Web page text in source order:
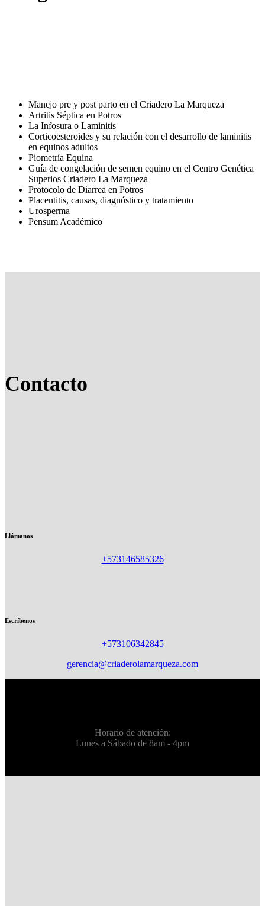
Manejo pre y post parto en el Criadero La Marqueza
Artritis Séptica en Potros
La Infosura o Laminitis
Corticoesteroides y su relación con el desarrollo de laminitis
en equinos adultos
Piometría Equina
Guía de congelación de semen equino en el Centro Genética
Superios Criadero La Marqueza
Protocolo de Diarrea en Potros
Placentitis, causas, diagnóstico y tratamiento
Urosperma
Pensum Académico
Contacto
Llámanos
+573146585326
Escríbenos
+573106342845
gerencia@criaderolamarqueza.com
Horario de atención:
Lunes a Sábado de 8am - 4pm